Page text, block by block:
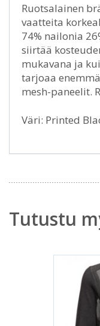
Ruotsalainen
vaatteita
74% nailonia
siirtää
mukavana ja
tarjoaa
mesh-paneelit.
Väri: Printed
Tutustu